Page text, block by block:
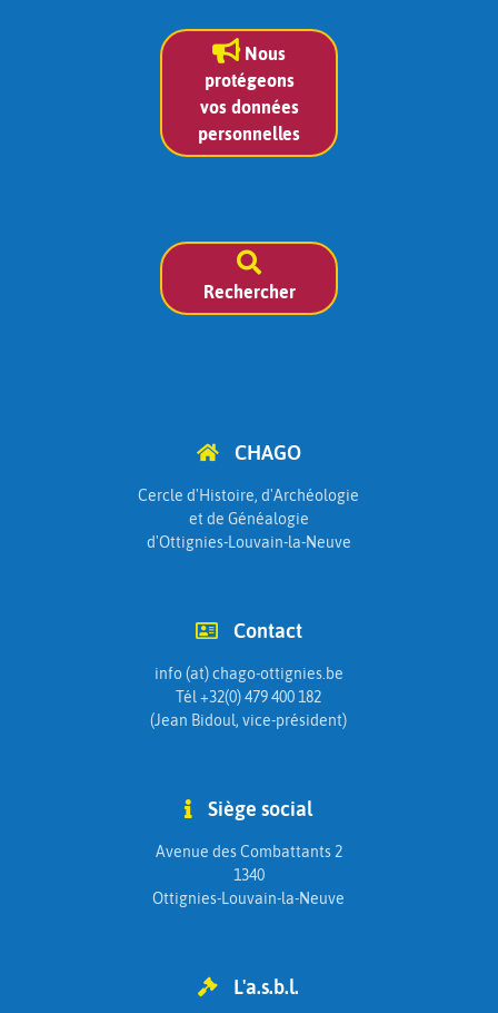
Nous
protégeons
vos données
personnelles
Rechercher
CHAGO
Cercle d'Histoire, d'Archéologie
et de Généalogie
d'Ottignies-Louvain-la-Neuve
Contact
info (at) chago-ottignies.be
Tél +32(0) 479 400 182
(Jean Bidoul, vice-président)
Siège social
Avenue des Combattants 2
1340
Ottignies-Louvain-la-Neuve
L'a.s.b.l.